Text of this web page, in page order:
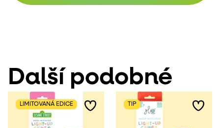
Další podobné
LIMITOVANÁ EDICE TIP